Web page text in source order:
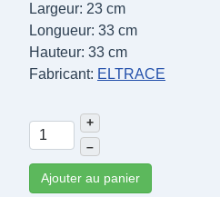
Largeur: 23 cm
Longueur: 33 cm
Hauteur: 33 cm
Fabricant: ELTRACE
+
–
Ajouter au panier